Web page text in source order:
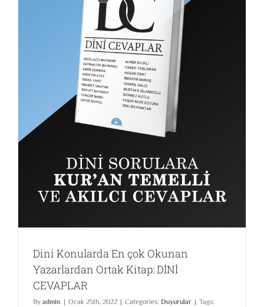
Dini Konularda En çok Okunan
Yazarlardan Ortak Kitap: DİNİ
CEVAPLAR
By admin | Ocak 25th, 2022 | Categories: Duyurular | Tags: